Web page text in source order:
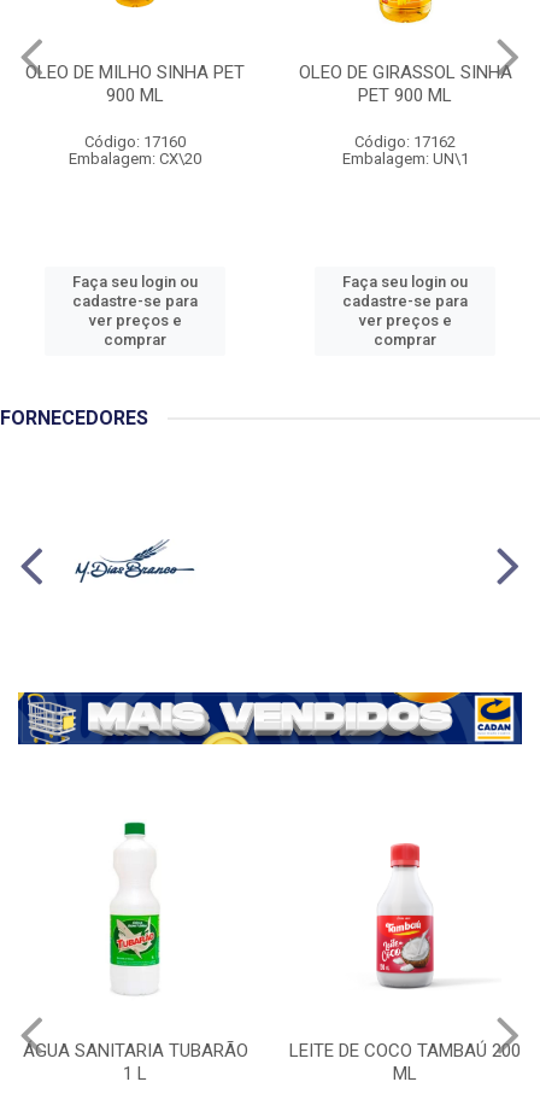
OLEO DE MILHO SINHA PET
900 ML
Código: 17160
Embalagem: CX\20
Faça seu login ou
cadastre-se para
ver preços e
comprar
OLEO DE GIRASSOL SINHA
PET 900 ML
Código: 17162
Embalagem: UN\1
Faça seu login ou
cadastre-se para
ver preços e
comprar
FORNECEDORES
ÁGUA SANITARIA TUBARÃO
1 L
LEITE DE COCO TAMBAÚ 200
ML